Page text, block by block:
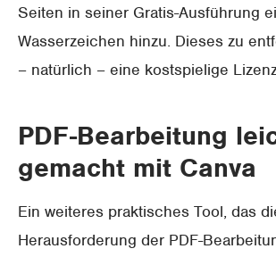
Seiten in seiner Gratis-Ausführung
Wasserzeichen hinzu. Dieses zu
– natürlich – eine kostspielige
PDF-Bearbeitung
gemacht mit Canva
Ein weiteres praktisches Tool, das
Herausforderung der PDF-